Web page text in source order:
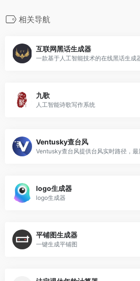
相关导航
互联网黑话生成器
一款基于人工智能技术的在线黑话生成
九歌
人工智能诗歌写作系统
Ventusky查台风
logo生成器
logo生成器
平铺图生成器
一键生成平铺图